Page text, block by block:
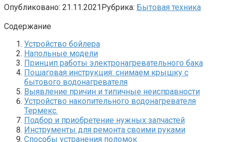
Опубликовано: 21.11.2021Рубрика: Бытовая техника
Содержание
Устройство бойлера
Напольные модели
Принцип работы электронагревательного бака
Пошаговая инструкция: снимаем крышку с
бытового водонагревателя
Выявление причин и типичные неисправности
Устройство накопительного водонагревателя
Термекс.
Подбор и приобретение нужных запчастей
Инструменты для ремонта своими руками
Способы устранения поломок